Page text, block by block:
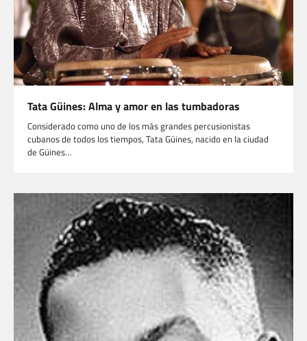
Tata Güines: Alma y amor en las tumbadoras
Considerado como uno de los más grandes percusionistas
cubanos de todos los tiempos, Tata Güines, nacido en la ciudad
de Güines…